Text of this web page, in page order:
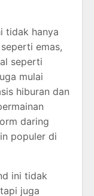
tidak hanya
emas,
seperti
mulai
hiburan dan
daring
populer di
ini tidak
juga